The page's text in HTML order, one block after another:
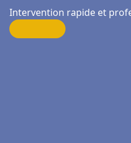
Intervention rapide et